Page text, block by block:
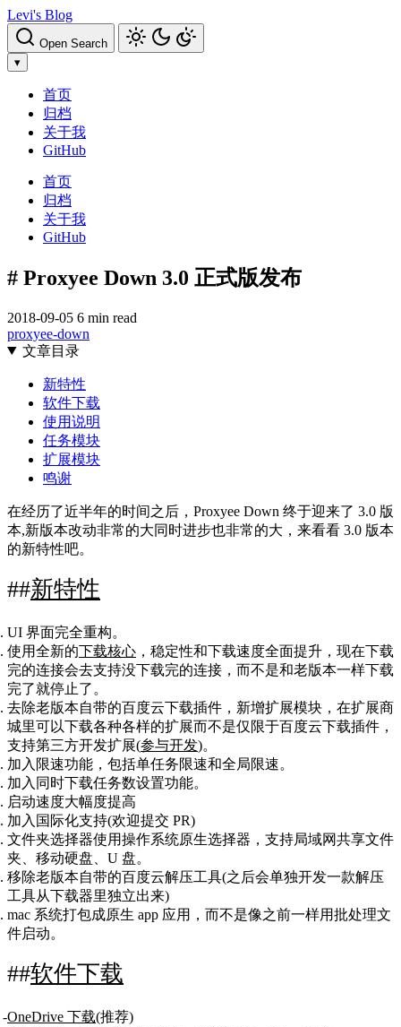
Levi's Blog
Open Search
▾
首页
归档
关于我
GitHub
首页
归档
关于我
GitHub
# Proxyee Down 3.0 正式版发布
2018-09-05 6 min read
proxyee-down
文章目录
新特性
软件下载
使用说明
任务模块
扩展模块
鸣谢
在经历了近半年的时间之后，Proxyee Down 终于迎来了 3.0 版
本,新版本改动非常的大同时进步也非常的大，来看看 3.0 版本
的新特性吧。
新特性
UI 界面完全重构。
使用全新的下载核心 ，稳定性和下载速度全面提升，现在下载
完的连接会去支持没下载完的连接，而不是和老版本一样下载
完了就停止了。
去除老版本自带的百度云下载插件，新增扩展模块，在扩展商
城里可以下载各种各样的扩展而不是仅限于百度云下载插件，
支持第三方开发扩展(参与开发)。
加入限速功能，包括单任务限速和全局限速。
加入同时下载任务数设置功能。
启动速度大幅度提高
加入国际化支持(欢迎提交 PR)
文件夹选择器使用操作系统原生选择器，支持局域网共享文件
夹、移动硬盘、U 盘。
移除老版本自带的百度云解压工具(之后会单独开发一款解压
工具从下载器里独立出来)
mac 系统打包成原生 app 应用，而不是像之前一样用批处理文
件启动。
软件下载
OneDrive 下载(推荐)